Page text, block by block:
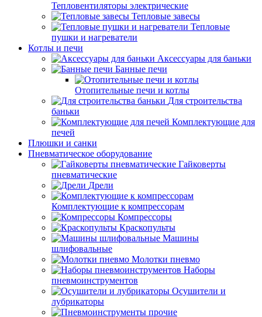
Тепловентиляторы электрические
Тепловые завесы
Тепловые
пушки и нагреватели
Котлы и печи
Аксессуары для баньки
Банные печи
Отопительные печи и котлы
Для строительства
баньки
Комплектующие для
печей
Плюшки и санки
Пневматическое оборудование
Гайковерты
пневматические
Дрели
Комплектующие к компрессорам
Компрессоры
Краскопульты
Машины
шлифовальные
Молотки пневмо
Наборы
пневмоинструментов
Осушители и
лубрикаторы